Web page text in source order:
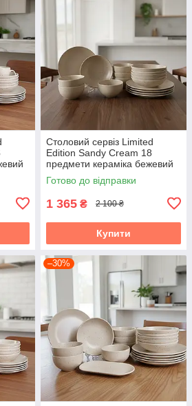
Столовий сервіз Limited
Edition Sandy Cream 18
предмети кераміка бежевий
Готово до відправки
1 365 ₴ 2 100 ₴
Купити
–30%